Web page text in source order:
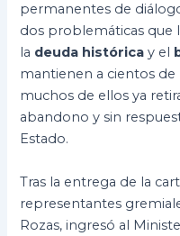
permanentes de
dos problemáticas que
la deuda histórica y el
mantienen a cientos
muchos de ellos ya
abandono y sin
Estado.
Tras la entrega de la
representantes
Rozas, ingresó al